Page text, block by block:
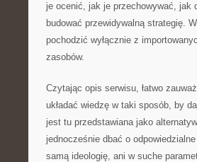
je ocenić, jak je przechowywać, jak
budować przewidywalną strategię.
pochodzić wyłącznie z
zasobów.
Czytając opis serwisu, łatwo
układać wiedzę w taki sposób, by
jest tu przedstawiana jako
jednocześnie dbać o
samą ideologię, ani w suche